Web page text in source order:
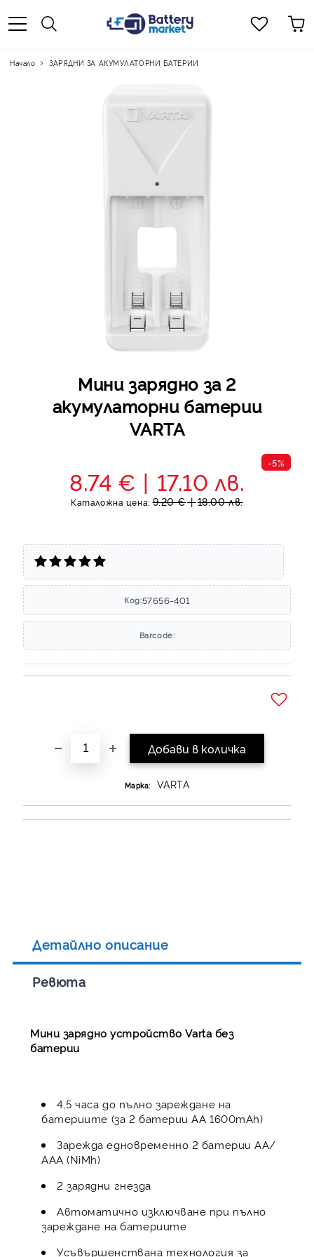
Начало ЗАРЯДНИ ЗА АКУМУЛАТОРНИ БАТЕРИИ
Мини зарядно за 2
акумулаторни батерии
VARTA
-5%
8.74 € 17.10 лв.
Каталожна цена: 9.20 € 18.00 лв.
Код:57656-401
Barcode:
Марка: VARTA
Детайлно описание
Ревюта
Мини зарядно устройство Varta без
батерии
4,5 часа до пълно зареждане на
батериите (за 2 батерии АА 1600mAh)
Зарежда едновременно 2 батерии АА/
ААА (NiMh)
2 зарядни гнезда
Автоматично изключване при пълно
зареждане на батериите
Усъвършенствана технология за